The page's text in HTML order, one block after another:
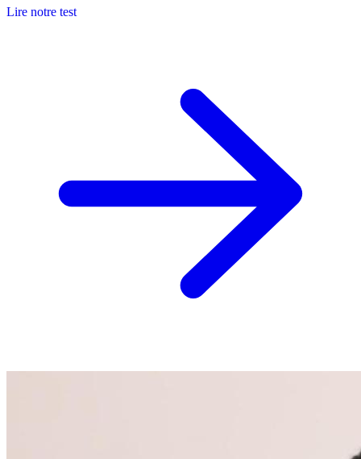
Lire notre test